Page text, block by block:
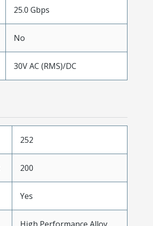
25.0 Gbps
No
30V AC (RMS)/DC
252
200
Yes